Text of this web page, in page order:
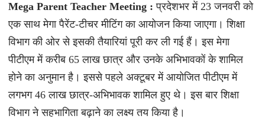
Mega Parent Teacher Meeting :प्रदेशभर में 23 जनवरी को
एक साथ मेगा पैरेंट-टीचर मीटिंग का आयोजन किया जाएगा। शिक्षा
विभाग की ओर से इसकी तैयारियां पूरी कर ली गई हैं। इस मेगा
पीटीएम में करीब 65 लाख छात्र और उनके अभिभावकों के शामिल
होने का अनुमान है। इससे पहले अक्टूबर में आयोजित पीटीएम में
लगभग 46 लाख छात्र-अभिभावक शामिल हुए थे। इस बार शिक्षा
विभाग ने सहभागिता बढ़ाने का लक्ष्य तय किया है।